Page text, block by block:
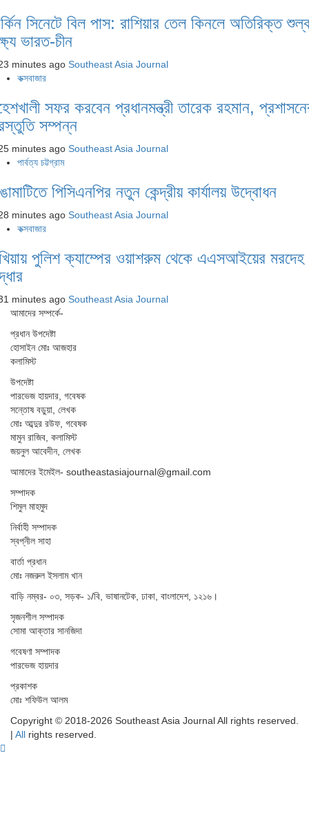
সিনেটে বিল পাস: রাশিয়ার তেল কিনলে অতিরিক্ত
ভারত-চীন
minutes ago Southeast Asia Journal
কক্সবাজার
সফর করবেন প্রধানমন্ত্রী তারেক রহমান,
সম্পন্ন
minutes ago Southeast Asia Journal
পার্বত্য চট্টগ্রাম
পিসিএনপির নতুন কেন্দ্রীয় কার্যালয় উদ্বোধন
minutes ago Southeast Asia Journal
কক্সবাজার
পুলিশ ক্যাম্পের ওয়াশরুম থেকে এএসআইয়ের মরদেহ
minutes ago Southeast Asia Journal
আমাদের সম্পর্কে-
প্রধান উপদেষ্টা
হোসাইন মোঃ আজহার
কলামিস্ট
উপদেষ্টা
পারভেজ হায়দার, গবেষক
সন্তোষ বড়ুয়া, লেখক
মোঃ আব্দুর রউফ, গবেষক
মামুন রাজিব, কলামিস্ট
জয়নুল আবেদীন, লেখক
আমাদের ইমেইল- southeastasiajournal@gmail.com
সম্পাদক
শিমুল মাহমুদ
নির্বাহী সম্পাদক
স্বপ্নীল সাহা
বার্তা প্রধান
মোঃ নজরুল ইসলাম খান
বাড়ি নম্বর- ০৩, সড়ক- ১/বি, ভাষানটেক, ঢাকা, বাংলাদেশ, ১২১৬।
সৃজনশীল সম্পাদক
সোমা আক্তার সানজিদা
গবেষণা সম্পাদক
পারভেজ হায়দার
প্রকাশক
মোঃ শফিউল আলম
Copyright © 2018-2026 Southeast Asia Journal All rights reserved.
| All rights reserved.